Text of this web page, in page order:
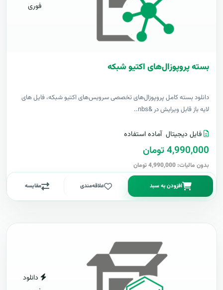
فوری
بسته پروپوزال‌های اکتیو شبکه
دانلود بسته کامل پروپوزال‌های تخصصی سرویس‌های اکتیو شبکه، فایل های
لایه باز قابل ویرایش در &nbs..
فایل دیجیتال آماده استفاده
4,990,000 تومان
بدون مالیات: 4,990,000 تومان
افزودن به سبد علاقه‌مندی مقایسه
دانلود